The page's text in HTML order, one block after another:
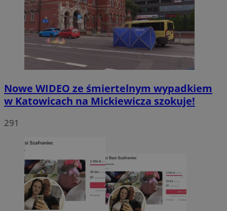
Nowe WIDEO ze śmiertelnym wypadkiem
w Katowicach na Mickiewicza szokuje!
291